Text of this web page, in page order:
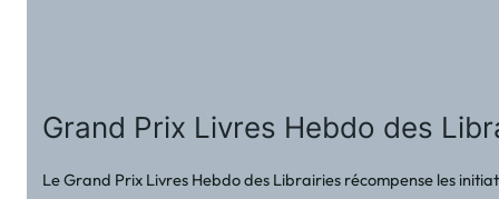
Grand Prix Livres Hebdo des
Le Grand Prix Livres Hebdo des Librairies récompense les